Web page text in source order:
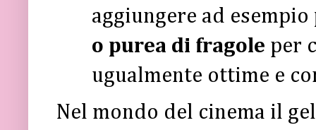
aggiungere ad esempio
o purea di fragole per
ugualmente ottime e
Nel mondo del cinema il